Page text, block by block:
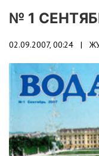
№ 1
02.09.2007, 00:24 |